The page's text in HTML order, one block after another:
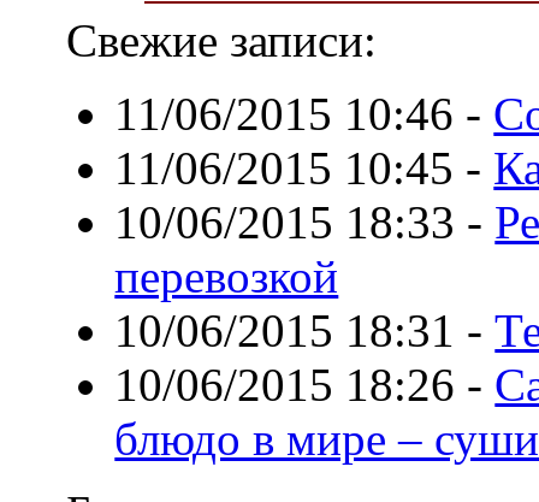
Свежие записи:
11/06/2015 10:46 -
11/06/2015 10:45 -
10/06/2015 18:33 -
перевозкой
10/06/2015 18:31 -
10/06/2015 18:26 -
блюдо в мире – суши